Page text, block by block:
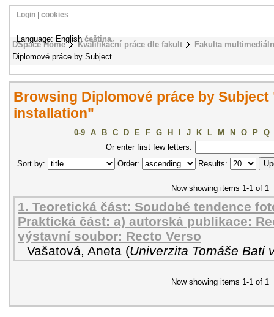
DSpace Home Kvalifikační práce dle fakult
Fakulta
Diplomové práce by Subject
Login cookies
Language: Englishčeština
Browsing Diplomové práce by
installation"
0-9 A B C D E F G H J K L M N O P
Q
Or enter first few letters:
Sort by:
Order: Results:
Now showing items 1-1 of 1
1. Teoretická část: Soudobé tendence
Praktická část: a) autorská publikace:
výstavní soubor: Recto Verso
Vašatová, Aneta (Univerzita Tomáše Bati
Now showing items 1-1 of 1